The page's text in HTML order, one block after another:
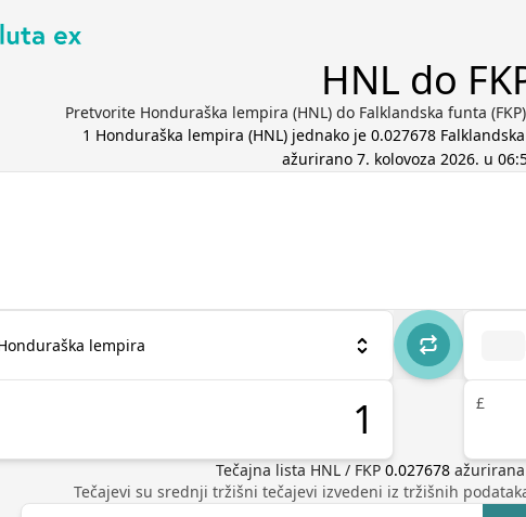
HNL do
Pretvorite Honduraška lempira (HNL) do Falklandska funta
1 Honduraška lempira (HNL) jednako je 0.027678
ažurirano 7. kolovoza 2026. u
lempira
£
Tečajna lista HNL/ FKP 0.027678
Tečajevi su srednji tržišni tečajevi izvedeni iz tržišnih